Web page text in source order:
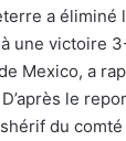
a
une victoire
Mexico, a
le
du